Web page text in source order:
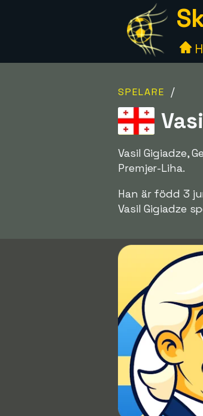
SPELARE /
Vasil Gigiadze,
Premjer-Liha.
Han är född 3
Vasil Gigiadze